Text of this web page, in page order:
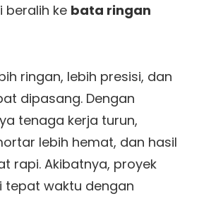
beralih ke bata ringan
ringan, lebih presisi, dan
dipasang. Dengan
tenaga kerja turun,
lebih hemat, dan hasil
rapi. Akibatnya, proyek
tepat waktu dengan